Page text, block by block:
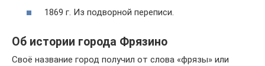
1869 г. Из подворной переписи.
Об истории города Фрязино
Своё название город получил от слова «фрязы» или